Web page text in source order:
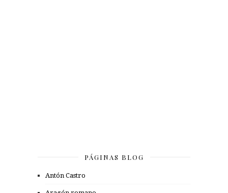
PÁGINAS BLOG
Antón Castro